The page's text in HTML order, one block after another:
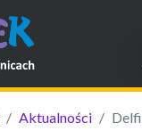
Aktualności